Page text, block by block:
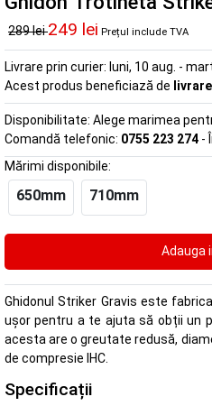
289 lei249 lei Prețul include TVA
Livrare prin curier: luni, 10 aug. -
Acest produs beneficiază de
Disponibilitate: Alege marimea
Comandă telefonic: 0755 223 274 -
Mărimi disponibile:
650mm 710mm
Ghidonul Striker Gravis este
ușor pentru a te ajuta să obții un
acesta are o greutate redusă,
de compresie IHC.
Specificații